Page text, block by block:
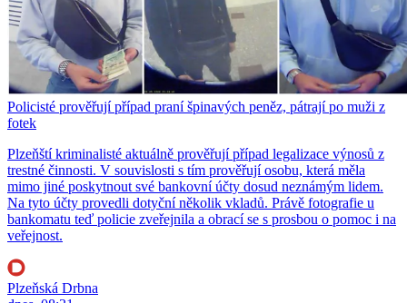
Policisté prověřují případ praní špinavých peněz, pátrají po muži z
fotek
Plzeňští kriminalisté aktuálně prověřují případ legalizace výnosů z
trestné činnosti. V souvislosti s tím prověřují osobu, která měla
mimo jiné poskytnout své bankovní účty dosud neznámým lidem.
Na tyto účty provedli dotyční několik vkladů. Právě fotografie u
bankomatu teď policie zveřejnila a obrací se s prosbou o pomoc i na
veřejnost.
Plzeňská Drbna